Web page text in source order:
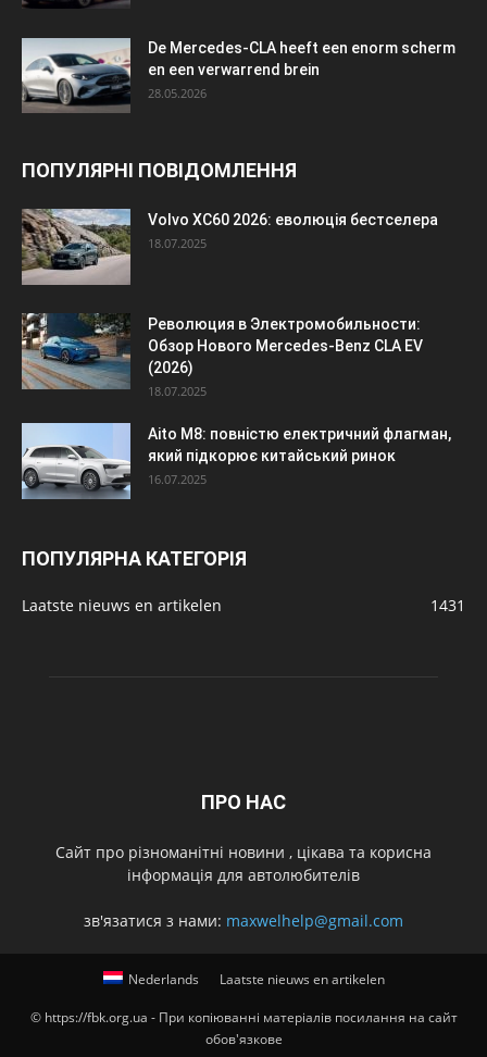
De Mercedes-CLA heeft een enorm scherm
en een verwarrend brein
28.05.2026
ПОПУЛЯРНІ ПОВІДОМЛЕННЯ
Volvo XC60 2026: еволюція бестселера
18.07.2025
Революция в Электромобильности:
Обзор Нового Mercedes-Benz CLA EV
(2026)
18.07.2025
Aito M8: повністю електричний флагман,
який підкорює китайський ринок
16.07.2025
ПОПУЛЯРНА КАТЕГОРІЯ
Laatste nieuws en artikelen 1431
ПРО НАС
Cайт про різноманітні новини , цікава та корисна
інформація для автолюбителів
зв'язатися з нами: maxwelhelp@gmail.com
Nederlands Laatste nieuws en artikelen
© https://fbk.org.ua - При копіюванні матеріалів посилання на сайт
обов'язкове